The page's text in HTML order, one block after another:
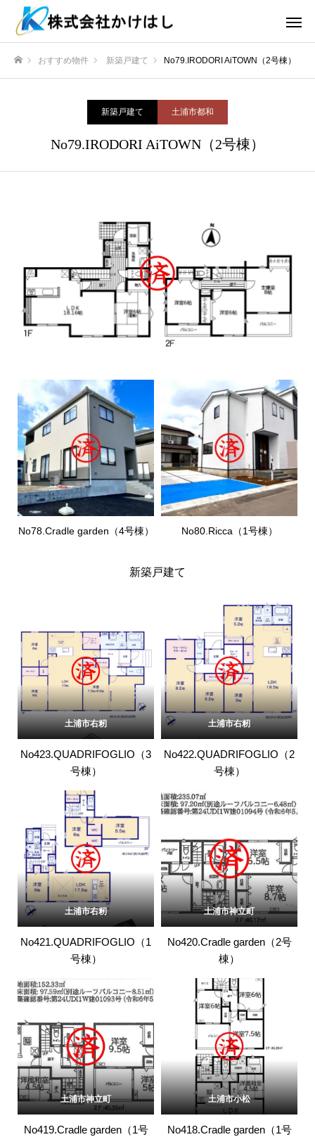
おすすめ物件 新築戸建て No79.IRODORI AiTOWN（2号棟）
新築戸建て 土浦市都和
No79.IRODORI AiTOWN（2号棟）
No78.Cradle garden（4号棟） No80.Ricca（1号棟）
新築戸建て
土浦市右籾
No423.QUADRIFOGLIO（3
号棟）
土浦市右籾
No422.QUADRIFOGLIO（2
号棟）
土浦市右籾
No421.QUADRIFOGLIO（1
号棟）
土浦市神立町
No420.Cradle garden（2号
棟）
土浦市神立町
No419.Cradle garden（1号
土浦市小松
No418.Cradle garden（1号